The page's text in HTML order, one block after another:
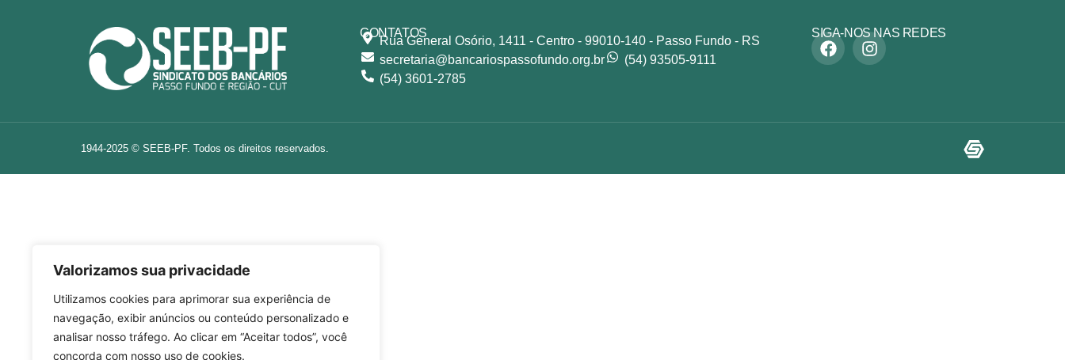
Valorizamos sua privacidade
Utilizamos cookies para aprimorar sua experiência de
navegação, exibir anúncios ou conteúdo personalizado e
analisar nosso tráfego. Ao clicar em “Aceitar todos”, você
concorda com nosso uso de cookies.
CONTATOS
Rua General Osório, 1411 - Centro - 99010-140 - Passo Fundo - RS
secretaria@bancariospassofundo.org.br
(54) 93505-9111
(54) 3601-2785
SIGA-NOS NAS REDES
1944-2025 © SEEB-PF. Todos os direitos reservados.